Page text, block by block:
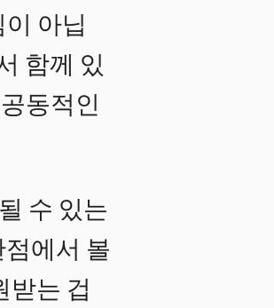
아닙
함께 있
동적인
수 있는
에서 볼
받는 겁